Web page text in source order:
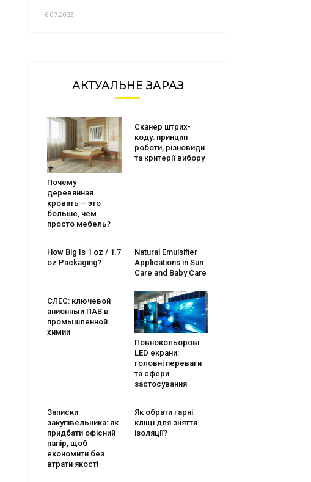
16.07.2023
АКТУАЛЬНЕ ЗАРАЗ
Почему
деревянная
кровать – это
больше, чем
просто мебель?
Сканер штрих-
коду: принцип
роботи, різновиди
та критерії вибору
How Big Is 1 oz / 1.7
oz Packaging?
Natural Emulsifier
Applications in Sun
Care and Baby Care
СЛЕС: ключевой
анионный ПАВ в
промышленной
химии
Повнокольорові
LED екрани:
головні переваги
та сфери
застосування
Записки
закупівельника: як
придбати офісний
папір, щоб
економити без
втрати якості
Як обрати гарні
кліщі для зняття
ізоляції?